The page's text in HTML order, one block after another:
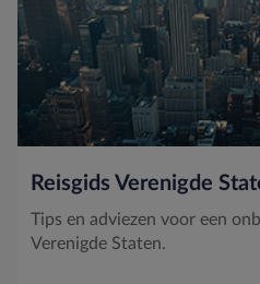
Reisgids Verenigde
Tips en adviezen voor een
Verenigde Staten.